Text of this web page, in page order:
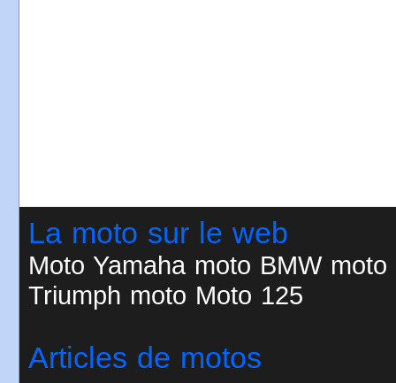
La moto sur le web
Moto Yamaha moto BMW moto
Triumph moto Moto 125
Articles de motos